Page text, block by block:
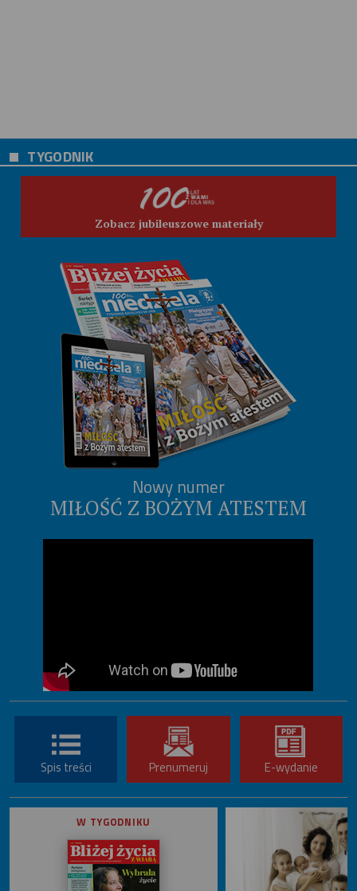
TYGODNIK
Zobacz jubileuszowe materiały
Nowy numer
MIŁOŚĆ Z BOŻYM ATESTEM
Spis treści Prenumeruj E-wydanie
W TYGODNIKU